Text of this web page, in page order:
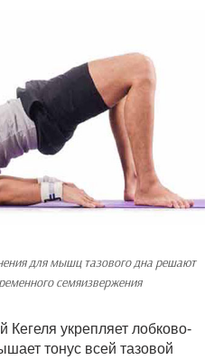
для мышц тазового дна решают
семяизвержения
укрепляет лобково-
тонус всей тазовой